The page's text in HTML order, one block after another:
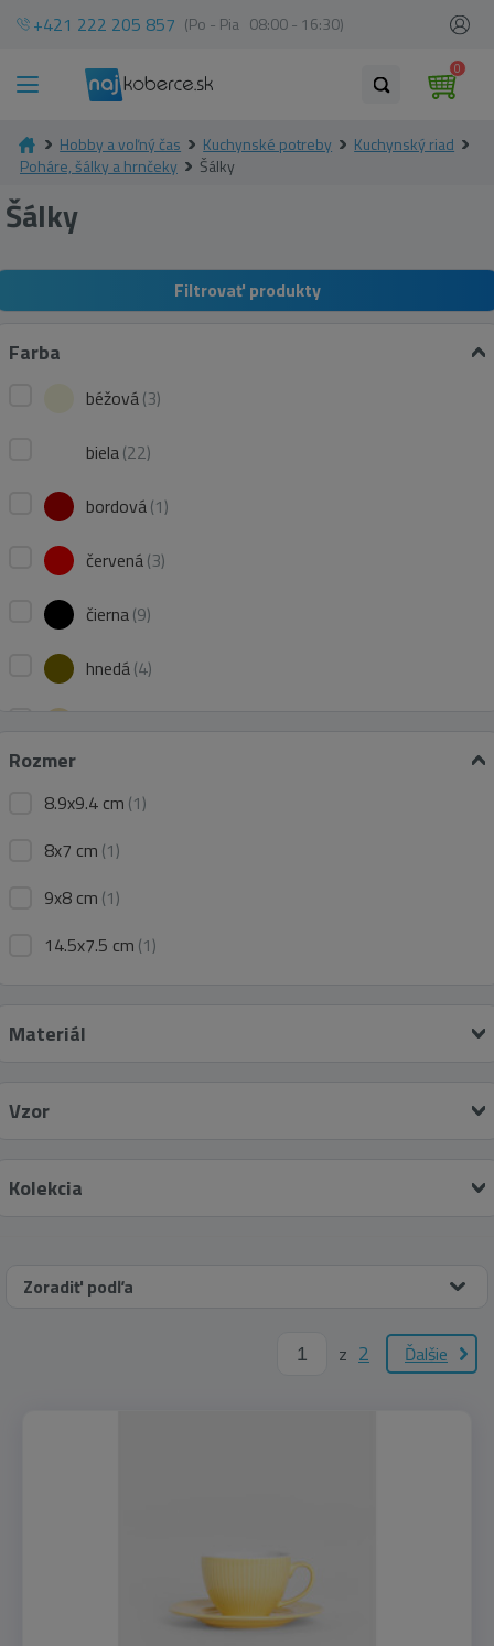
+421 222 205 857 (Po - Pia 08:00 - 16:30)
0
Hobby a voľný čas Kuchynské potreby
Kuchynský riad
Poháre, šálky a hrnčeky
Šálky
Šálky
Filtrovať produkty
Farba
béžová(3)
biela(22)
bordová(1)
červená(3)
čierna(9)
hnedá(4)
zelená (5)
Rozmer
8.9x9.4 cm (1)
8x7 cm (1)
9x8 cm (1)
14.5x7.5 cm (1)
Materiál
Vzor
Kolekcia
Zoradiť podľa
z 2 Ďalšie